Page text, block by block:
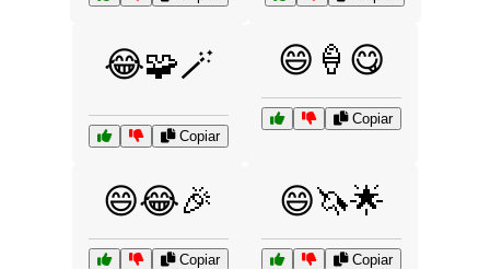
😂🧩🪄
Copiar
😄🍦😋
Copiar
😄😂🎉
Copiar
😄🦄🌟
Copiar